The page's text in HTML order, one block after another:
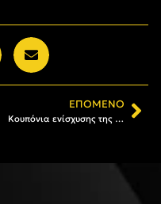
ΕΠΌΜΕΝΟ
Κουπόνια ενίσχυσης της ΚΑΕ ΑΡΗΣ στους αγώνες με Παναθηναϊκό και ΑΕΚ